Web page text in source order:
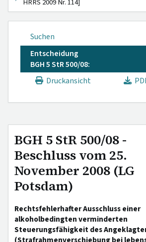
HRRS 2009 Nr. 114]
Suchen
Entscheidung
BGH 5 StR 500/08:
Druckansicht
BGH 5 StR 500/08 -
Beschluss vom 25.
November 2008 (LG
Potsdam)
Rechtsfehlerhafter Ausschluss einer
alkoholbedingten verminderten
Steuerungsfähigkeit des